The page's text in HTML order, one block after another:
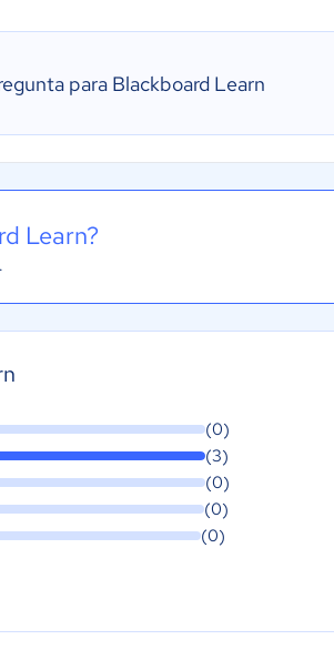
para Blackboard Learn
Learn?
(0)
(3)
(0)
(0)
(0)